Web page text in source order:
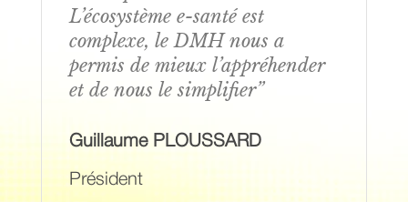
L’écosystème e-santé est
complexe, le DMH nous a
permis de mieux l’appréhender
et de nous le simplifier”
Guillaume PLOUSSARD
Président